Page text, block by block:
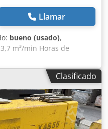
Llamar
bueno (usado),
m³/min Horas de
Tipo: diésel Crjdpfx
Clasificado